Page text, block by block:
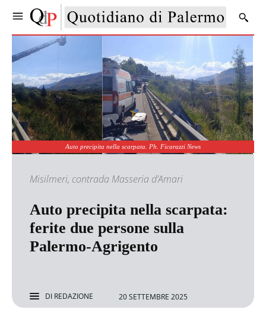
Auto precipita nella scarpata. Ph. Ficarazzi News
Misilmeri, contrada Masseria d’Amari
Auto precipita nella scarpata:
ferite due persone sulla
Palermo-Agrigento
DI REDAZIONE 20 SETTEMBRE 2025